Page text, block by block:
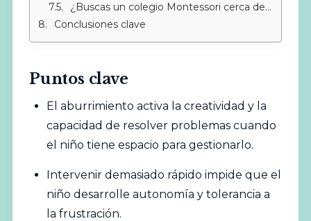
¿Buscas un colegio Montessori cerca de Sotogrande?
Conclusiones clave
Puntos clave
El aburrimiento activa la creatividad y la
capacidad de resolver problemas cuando
el niño tiene espacio para gestionarlo.
Intervenir demasiado rápido impide que el
niño desarrolle autonomía y tolerancia a
la frustración.